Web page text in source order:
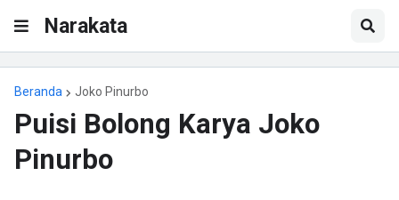
Narakata
Beranda Joko Pinurbo
Puisi Bolong Karya Joko
Pinurbo